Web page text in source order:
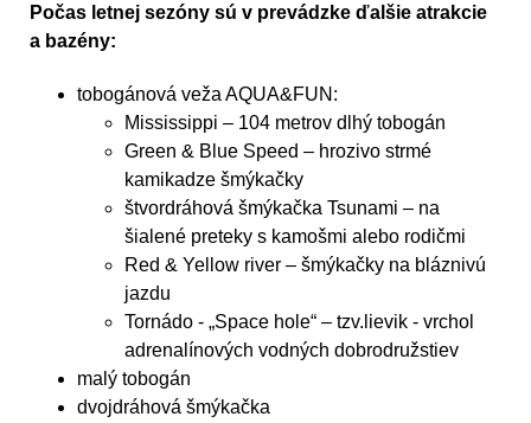
Počas letnej sezóny sú v prevádzke ďalšie atrakcie
a bazény:
tobogánová veža AQUA&FUN:
Mississippi – 104 metrov dlhý tobogán
Green & Blue Speed – hrozivo strmé
kamikadze šmýkačky
štvordráhová šmýkačka Tsunami – na
šialené preteky s kamošmi alebo rodičmi
Red & Yellow river – šmýkačky na bláznivú
jazdu
Tornádo - „Space hole“ – tzv.lievik - vrchol
adrenalínových vodných dobrodružstiev
malý tobogán
dvojdráhová šmýkačka